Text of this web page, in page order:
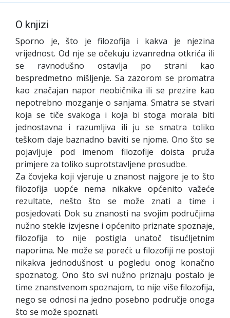
O knjizi
Sporno je, što je filozofija i kakva je njezina
vrijednost. Od nje se očekuju izvanredna otkrića ili
se ravnodušno ostavlja po strani kao
bespredmetno mišljenje. Sa zazorom se promatra
kao značajan napor neobičnika ili se prezire kao
nepotrebno mozganje o sanjama. Smatra se stvari
koja se tiče svakoga i koja bi stoga morala biti
jednostavna i razumljiva ili ju se smatra toliko
teškom daje baznadno baviti se njome. Ono što se
pojavljuje pod imenom filozofije doista pruža
primjere za toliko suprotstavljene prosudbe.
Za čovjeka koji vjeruje u znanost najgore je to što
filozofija uopće nema nikakve općenito važeće
rezultate, nešto što se može znati a time i
posjedovati. Dok su znanosti na svojim područjima
nužno stekle izvjesne i općenito priznate spoznaje,
filozofija to nije postigla unatoč tisućljetnim
naporima. Ne može se poreći: u filozofiji ne postoji
nikakva jednodušnost u pogledu onog konačno
spoznatog. Ono što svi nužno priznaju postalo je
time znanstvenom spoznajom, to nije više filozofija,
nego se odnosi na jedno posebno područje onoga
što se može spoznati.